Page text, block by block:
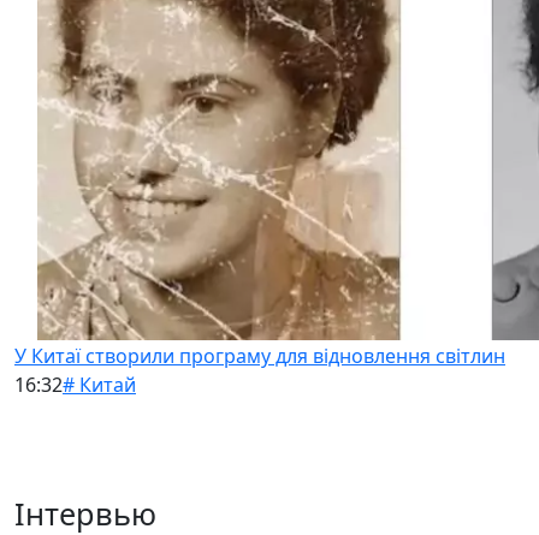
У Китаї створили програму для відновлення світлин
16:32# Китай
Інтервью